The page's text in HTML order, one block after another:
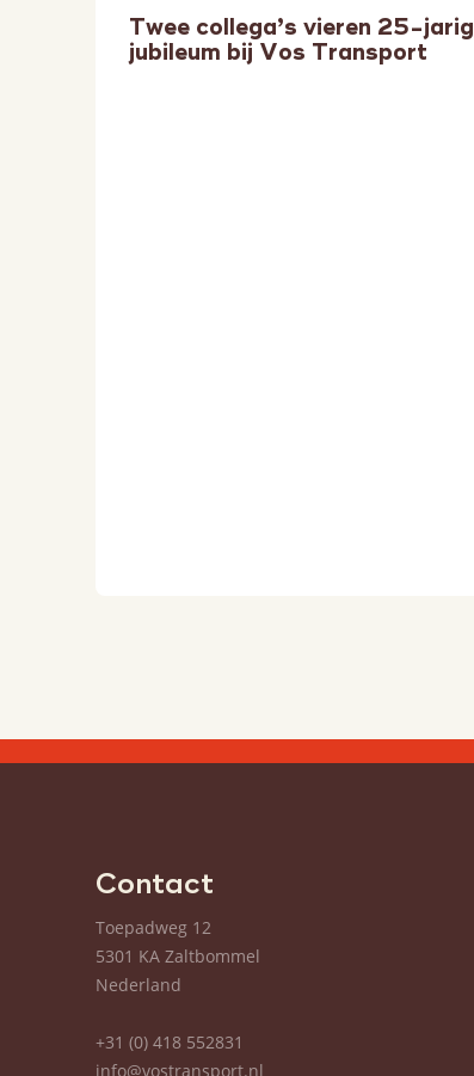
Twee collega’s vieren 25-jarig
jubileum bij Vos Transport
Contact
Toepadweg 12
5301 KA Zaltbommel
Nederland
+31 (0) 418 552831
info@vostransport.nl